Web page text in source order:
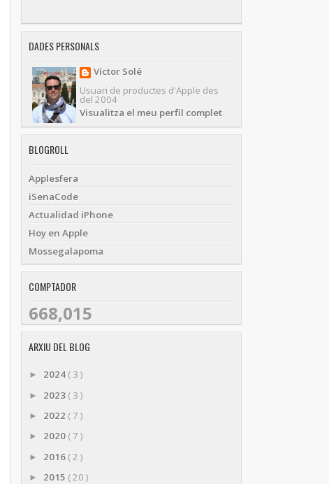
DADES PERSONALS
Víctor Solé
Usuari de productes d'Apple des
del 2004
Visualitza el meu perfil complet
BLOGROLL
Applesfera
iSenaCode
Actualidad iPhone
Hoy en Apple
Mossegalapoma
COMPTADOR
668,015
ARXIU DEL BLOG
► 2024 ( 3 )
► 2023 ( 3 )
► 2022 ( 7 )
► 2020 ( 7 )
► 2016 ( 2 )
► 2015 ( 20 )